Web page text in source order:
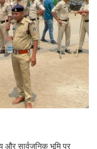
और सार्वजनिक भूमि पर